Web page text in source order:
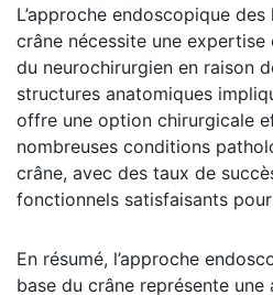
L’approche endoscopique
crâne nécessite une
du neurochirurgien en raison
structures anatomiques
offre une option chirurgicale
nombreuses conditions
crâne, avec des taux de
fonctionnels satisfaisants
En résumé, l’approche
base du crâne représente une